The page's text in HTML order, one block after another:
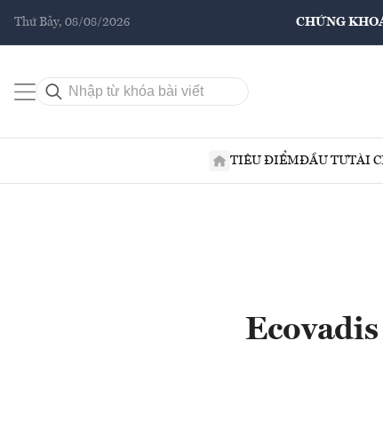
Thứ Bảy, 08/08/2026 CHỨNG
TIÊU ĐIỂMĐẦU TƯTÀI